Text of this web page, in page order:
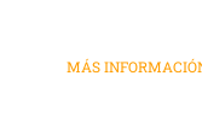
MÁS